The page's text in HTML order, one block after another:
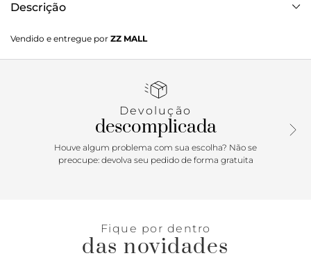
Descrição
ponta fina. Fechado, traz cabedal com recorte arredondado
sobre a parte superior do pé, sobreposição, costuras
cabedal que segue pelas laterais e contorna o calcanhar,
inscrição do nome da marca.
Vendido e entregue por ZZ MALL
Devolução
descomplicada
Houve algum problema com sua escolha? Não se
preocupe: devolva seu pedido de forma gratuita
Fique por dentro
das novidades